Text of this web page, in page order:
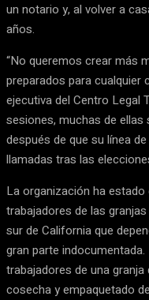
un notario y, al volver a
años.
“No queremos crear más
preparados para cualquier
ejecutiva del Centro Legal
sesiones, muchas de
después de que su línea
llamadas tras las
La organización ha
trabajadores de las
sur de California que
gran parte
trabajadores de una
cosecha y empaquetado